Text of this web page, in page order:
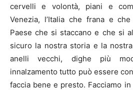
cervelli e volontà, piani e
Venezia, l’Italia che frana e
Paese che si staccano e che si
sicuro la nostra storia e la
anelli vecchi, dighe più
innalzamento tutto può essere
faccia bene e presto. Facciamo